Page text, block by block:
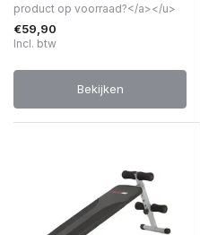
product op voorraad?</a></u>
€59,90
Incl. btw
Bekijken